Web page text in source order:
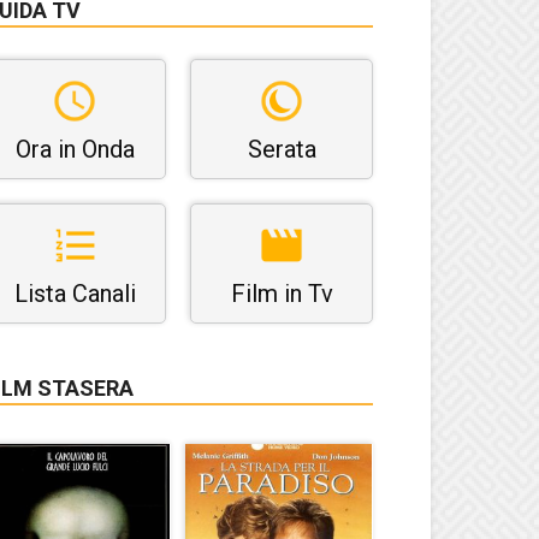
TV
Ora in Onda Serata
Lista Canali Film in Tv
STASERA